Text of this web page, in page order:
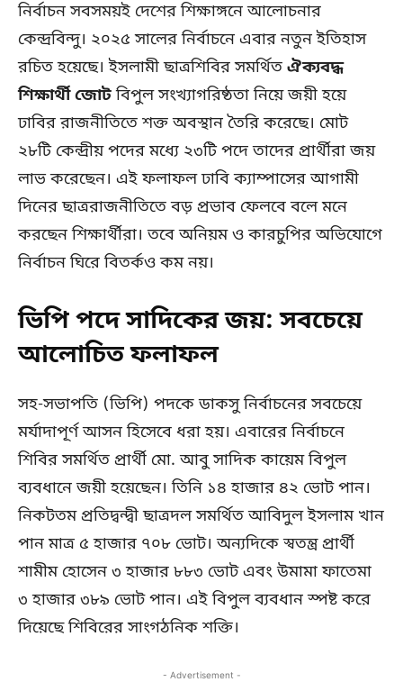
নির্বাচন সবসময়ই দেশের শিক্ষাঙ্গনে আলোচনার
কেন্দ্রবিন্দু। ২০২৫ সালের নির্বাচনে এবার নতুন ইতিহাস
রচিত হয়েছে। ইসলামী ছাত্রশিবির সমর্থিত ঐক্যবদ্ধ
শিক্ষার্থী জোটবিপুল সংখ্যাগরিষ্ঠতা নিয়ে জয়ী হয়ে
ঢাবির রাজনীতিতে শক্ত অবস্থান তৈরি করেছে। মোট
২৮টি কেন্দ্রীয় পদের মধ্যে ২৩টি পদে তাদের প্রার্থীরা জয়
লাভ করেছেন। এই ফলাফল ঢাবি ক্যাম্পাসের আগামী
দিনের ছাত্ররাজনীতিতে বড় প্রভাব ফেলবে বলে মনে
করছেন শিক্ষার্থীরা। তবে অনিয়ম ও কারচুপির অভিযোগে
নির্বাচন ঘিরে বিতর্কও কম নয়।
ভিপি পদে সাদিকের জয়: সবচেয়ে
আলোচিত ফলাফল
সহ-সভাপতি (ভিপি) পদকে ডাকসু নির্বাচনের সবচেয়ে
মর্যাদাপূর্ণ আসন হিসেবে ধরা হয়। এবারের নির্বাচনে
শিবির সমর্থিত প্রার্থী মো. আবু সাদিক কায়েম বিপুল
ব্যবধানে জয়ী হয়েছেন। তিনি ১৪ হাজার ৪২ ভোট পান।
নিকটতম প্রতিদ্বন্দ্বী ছাত্রদল সমর্থিত আবিদুল ইসলাম খান
পান মাত্র ৫ হাজার ৭০৮ ভোট। অন্যদিকে স্বতন্ত্র প্রার্থী
শামীম হোসেন ৩ হাজার ৮৮৩ ভোট এবং উমামা ফাতেমা
৩ হাজার ৩৮৯ ভোট পান। এই বিপুল ব্যবধান স্পষ্ট করে
দিয়েছে শিবিরের সাংগঠনিক শক্তি।
- Advertisement -